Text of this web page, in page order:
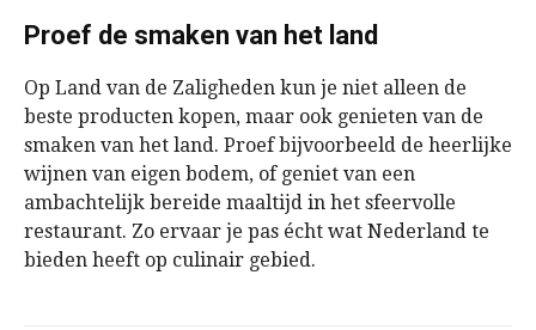
Proef de smaken van het land
Op Land van de Zaligheden kun je niet alleen de
beste producten kopen, maar ook genieten van de
smaken van het land. Proef bijvoorbeeld de heerlijke
wijnen van eigen bodem, of geniet van een
ambachtelijk bereide maaltijd in het sfeervolle
restaurant. Zo ervaar je pas écht wat Nederland te
bieden heeft op culinair gebied.